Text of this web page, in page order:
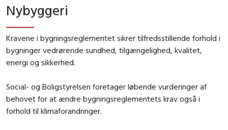
Nybyggeri
Kravene i bygningsreglementet sikrer tilfredsstillende forhold i
bygninger vedrørende sundhed, tilgængelighed, kvalitet,
energi og sikkerhed.
Social- og Boligstyrelsen foretager løbende vurderinger af
behovet for at ændre bygningsreglementets krav også i
forhold til klimaforandringer.